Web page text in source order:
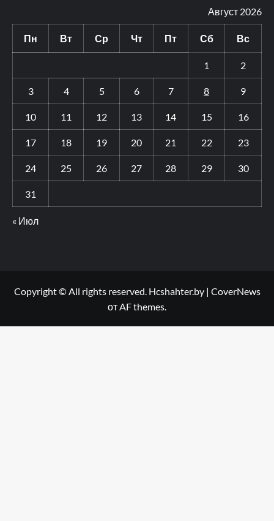
Август 2026
Пн Вт Ср Чт Пт Сб Вс
1 2
3 4 5 6 7 8 9
10 11 12 13 14 15 16
17 18 19 20 21 22 23
24 25 26 27 28 29 30
31
« Июл
Copyright © All rights reserved. Hcshahter.by | CoverNews
от AF themes.